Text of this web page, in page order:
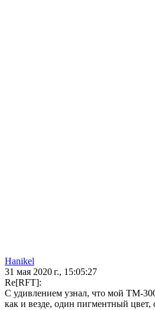
Hanikel
31 мая 2020 г., 15:05:27
Re[RFT]:
С удивлением узнал, что мой ТМ-
как и везде, один пигментный цвет,